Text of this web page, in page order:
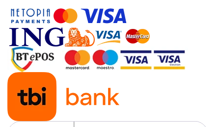
Laptop-uri 2 in 1
Accesorii laptop
Mini PC AI
Piese si accesorii
Accesorii Printing
Ribbon
Desktop PC
PC Office